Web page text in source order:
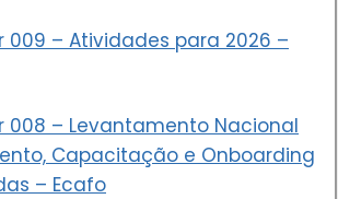
009 – Atividades para 2026 –
008 – Levantamento Nacional
Capacitação e Onboarding
– Ecafo